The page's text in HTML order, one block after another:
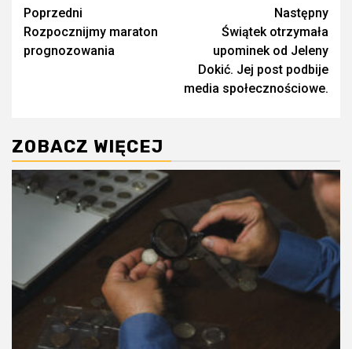
Zobacz
wpisy
Poprzedni
Rozpocznijmy maraton
prognozowania
Następny
Świątek otrzymała
upominek od Jeleny
Dokić. Jej post podbije
media społecznościowe.
ZOBACZ WIĘCEJ